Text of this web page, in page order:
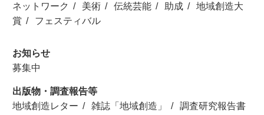
ネットワーク
美術 伝統芸能 助成
地域創造大
賞
フェスティバル
お知らせ
募集中
出版物・調査報告等
地域創造レター
雑誌「地域創造」
調査研究報告書